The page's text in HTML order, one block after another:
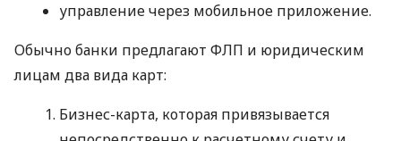
управление через мобильное приложение.
Обычно банки предлагают ФЛП и юридическим
лицам два вида карт:
Бизнес-карта, которая привязывается